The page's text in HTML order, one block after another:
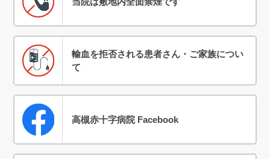
輸血を拒否される患者さん・ご家族につい
て
高槻赤十字病院 Facebook